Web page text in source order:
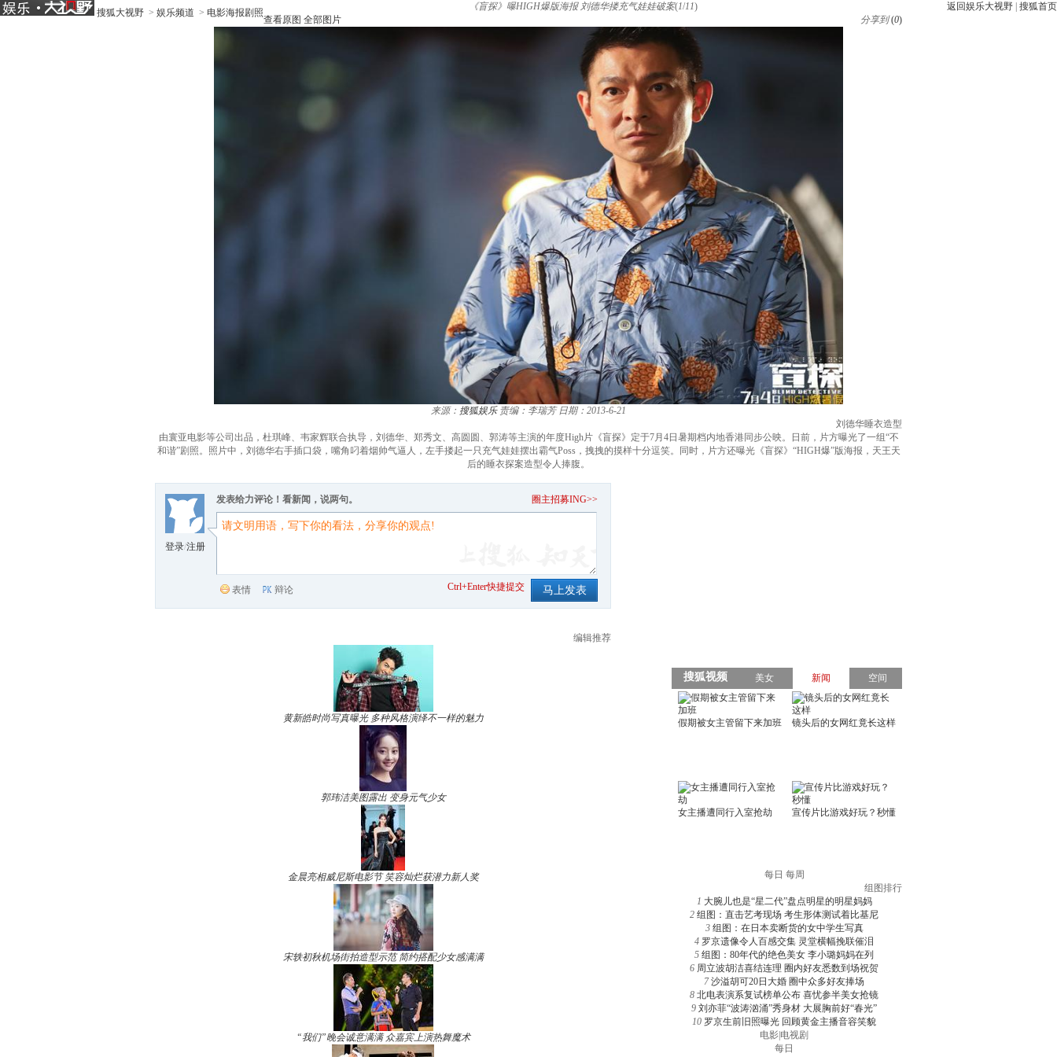
搜狐大视野 > 娱乐频道 > 电影海报剧照
返回娱乐大视野 搜狐首页
《盲探》曝HIGH爆版海报 刘德华搂充气娃娃破案(1/11)
查看原图 全部图片 分享到 (0)
来源： 搜狐娱乐 责编：李瑞芳 日期：2013-6-21
刘德华睡衣造型
由寰亚电影等公司出品，杜琪峰、韦家辉联合执导，刘德华、郑秀文、高圆圆、郭涛等主演的年度High片《盲探》定于7月4日暑期档内地香港同步公映。日前，片方曝光了一组“不
和谐”剧照。照片中，刘德华右手插口袋，嘴角叼着烟帅气逼人，左手搂起一只充气娃娃摆出霸气Poss，拽拽的摸样十分逗笑。同时，片方还曝光《盲探》“HIGH爆”版海报，天王天
后的睡衣探案造型令人捧腹。
登录/注册
发表给力评论！看新闻，说两句。 圈主招募ING>>
表情 辩论 Ctrl+Enter快捷提交
编辑推荐
黄新皓时尚写真曝光 多种风格演绎不一样的魅力
郭玮洁美图露出 变身元气少女
金晨亮相威尼斯电影节 笑容灿烂获潜力新人奖
宋轶初秋机场街拍造型示范 简约搭配少女感满满
“我们”晚会诚意满满 众嘉宾上演热舞魔术
每日 每周
组图排行
1 大腕儿也是“星二代”盘点明星的明星妈妈
2 组图：直击艺考现场 考生形体测试着比基尼
3 组图：在日本卖断货的女中学生写真
4 罗京遗像令人百感交集 灵堂横幅挽联催泪
5 组图：80年代的绝色美女 李小璐妈妈在列
6 周立波胡洁喜结连理 圈内好友悉数到场祝贺
7 沙溢胡可20日大婚 圈中众多好友捧场
8 北电表演系复试榜单公布 喜忧参半美女抢镜
9 刘亦菲“波涛汹涌”秀身材 大展胸前好“春光”
10 罗京生前旧照曝光 回顾黄金主播音容笑貌
电影 电视剧
每日